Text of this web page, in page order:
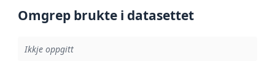
Omgrep brukte i datasettet
Ikkje oppgitt